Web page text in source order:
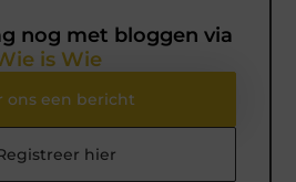
nog met bloggen via
is Wie
ons een bericht
hier